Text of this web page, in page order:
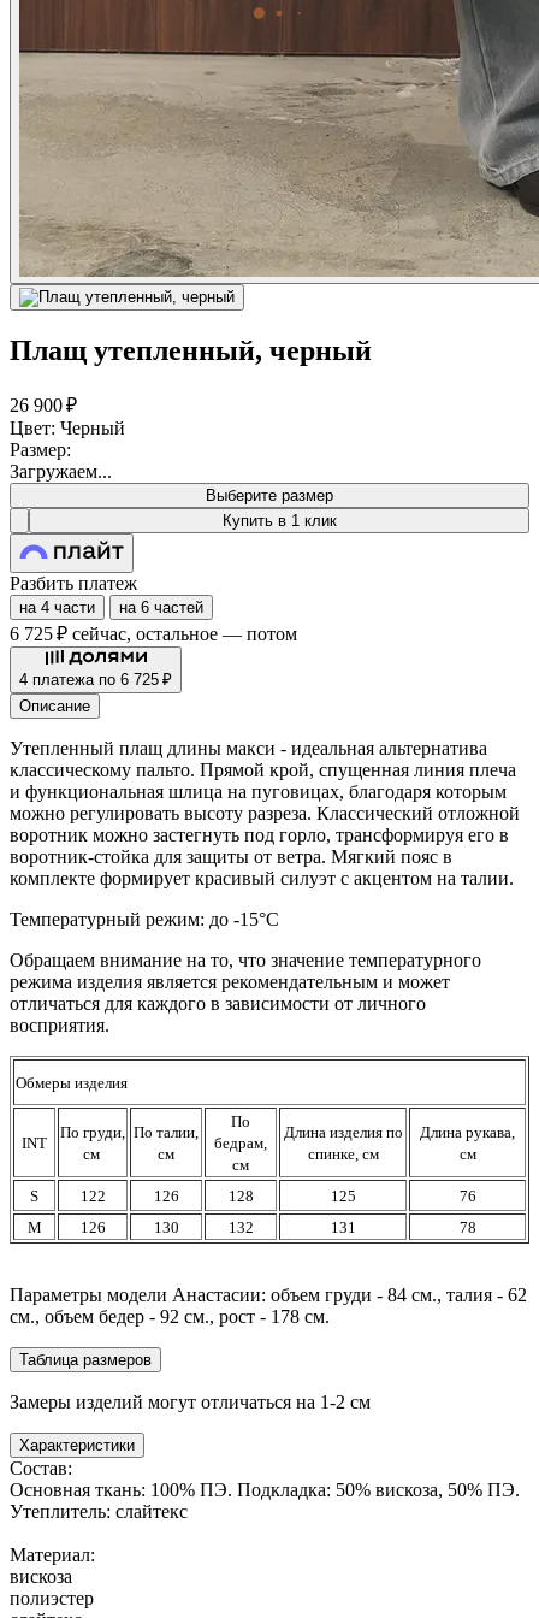
Плащ утепленный, черный
26 900 ₽
Цвет: Черный
Размер:
Загружаем...
Выберите размер
Купить в 1 клик
Разбить платеж
на 4 части на 6 частей
6 725 ₽ сейчас, остальное — потом
4 платежа по 6 725 ₽
Описание
Утепленный плащ длины макси - идеальная альтернатива
классическому пальто. Прямой крой, спущенная линия плеча
и функциональная шлица на пуговицах, благодаря которым
можно регулировать высоту разреза. Классический отложной
воротник можно застегнуть под горло, трансформируя его в
воротник-стойка для защиты от ветра. Мягкий пояс в
комплекте формирует красивый силуэт с акцентом на талии.
Температурный режим: до -15°С
Обращаем внимание на то, что значение температурного
режима изделия является рекомендательным и может
отличаться для каждого в зависимости от личного
восприятия.
Обмеры изделия
INT
По груди,
см
По талии,
см
По
бедрам,
см
Длина изделия по
спинке, см
Длина рукава,
см
S 122 126 128 125
76
М
126 130 132 131 78
Параметры модели Анастасии: объем груди - 84 см., талия - 62
см., объем бедер - 92 см., рост - 178 см.
Таблица размеров
Замеры изделий могут отличаться на 1-2 см
Характеристики
Состав:
Основная ткань: 100% ПЭ. Подкладка: 50% вискоза, 50% ПЭ.
Утеплитель: слайтекс
Материал:
вискоза
полиэстер